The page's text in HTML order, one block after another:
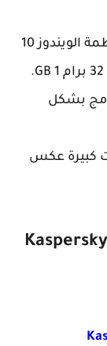
يعمل على هواتف الأندرويد والآيفون وأنظمة الويندوز 10
بشكل
كبيرة عكس
تحميل وتثبيت وشرح برنامج Kaspersky